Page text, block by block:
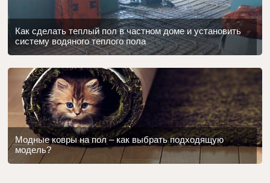
Как сделать теплый пол в частном доме и установить
систему водяного теплого пола
Модные ковры на пол – как выбрать подходящую
модель?